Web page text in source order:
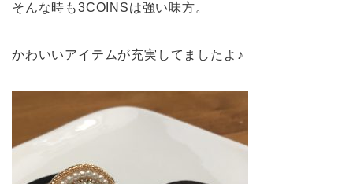
そんな時も3COINSは強い味方。
かわいいアイテムが充実してましたよ♪